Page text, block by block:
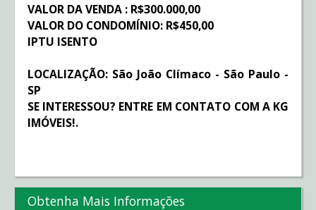
VALOR DA VENDA : R$300.000,00
VALOR DO CONDOMÍNIO: R$450,00
IPTU ISENTO
LOCALIZAÇÃO: São João Clímaco - São Paulo -
SP
SE INTERESSOU? ENTRE EM CONTATO COM A KG
IMÓVEIS!.
Obtenha Mais Informações